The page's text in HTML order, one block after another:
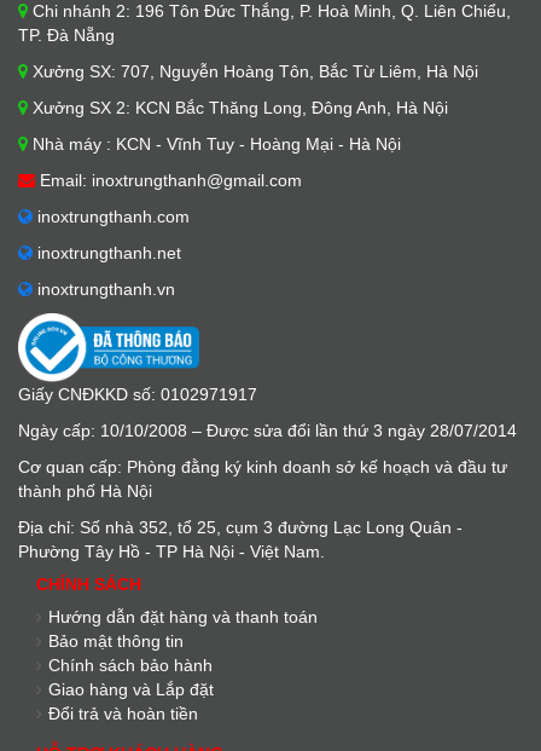
Chi nhánh 2: 196 Tôn Đức Thắng, P. Hoà Minh, Q. Liên Chiểu,
TP. Đà Nẵng
Xưởng SX: 707, Nguyễn Hoàng Tôn, Bắc Từ Liêm, Hà Nội
Xưởng SX 2: KCN Bắc Thăng Long, Đông Anh, Hà Nội
Nhà máy : KCN - Vĩnh Tuy - Hoàng Mại - Hà Nội
Email: inoxtrungthanh@gmail.com
inoxtrungthanh.com
inoxtrungthanh.net
inoxtrungthanh.vn
Giấy CNĐKKD số: 0102971917
Ngày cấp: 10/10/2008 – Được sửa đổi lần thứ 3 ngày 28/07/2014
Cơ quan cấp: Phòng đằng ký kinh doanh sở kế hoạch và đầu tư
thành phố Hà Nội
Địa chỉ: Số nhà 352, tổ 25, cụm 3 đường Lạc Long Quân -
Phường Tây Hồ - TP Hà Nội - Việt Nam.
CHÍNH SÁCH
Hướng dẫn đặt hàng và thanh toán
Bảo mật thông tin
Chính sách bảo hành
Giao hàng và Lắp đặt
Đổi trả và hoàn tiền